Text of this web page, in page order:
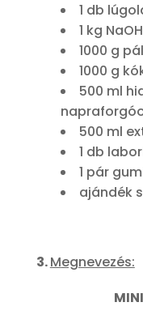
1 db
1 kg NaOH
1000 g
1000 g
500 ml
500 ml
1 db
1 pár
ajándék
3.Megnevezés:
MINI